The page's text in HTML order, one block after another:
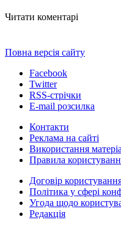
Читати коментарі
Повна версія сайту
Facebook
Twitter
RSS-стрічки
E-mail розсилка
Контакти
Реклама на сайті
Використання
Правила
Договір
Політика у сфері
Угода щодо
Редакція